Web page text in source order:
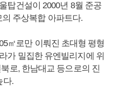
탑건설이 2000년 8월 준공
주상복합 아파트다.
㎡로만 이뤄진 초대형 평형
가 밀집한 유엔빌리지에 위
로, 한남대교 등으로의 진
다.